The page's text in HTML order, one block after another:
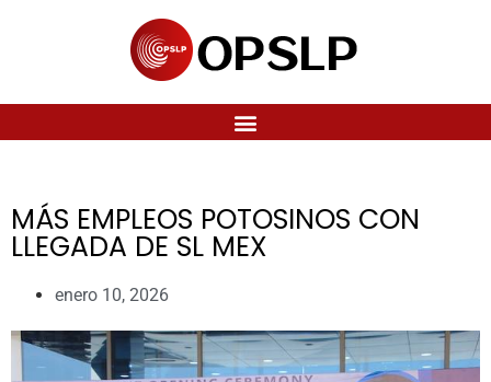
MÁS EMPLEOS POTOSINOS CON
LLEGADA DE SL MEX
enero 10, 2026